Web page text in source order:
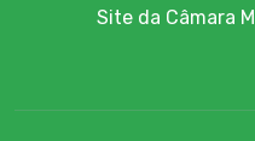
Site da Câmara